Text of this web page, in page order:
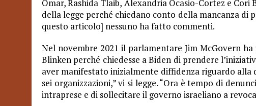
Omar, Rashida Tlaib, Alexandria Ocasio-Cortez e Cori
della legge perché chiedano conto della mancanza di
questo articolo] nessuno ha fatto commenti.
Nel novembre 2021 il parlamentare Jim McGovern
Blinken perché chiedesse a Biden di prendere
aver manifestato inizialmente diffidenza riguardo
sei organizzazioni,” vi si legge. “Ora è tempo di
intraprese e di sollecitare il governo israeliano a